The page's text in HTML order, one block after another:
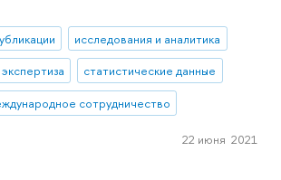
исследования и аналитика
экспертиза
статистические данные
сотрудничество
22 июня 2021